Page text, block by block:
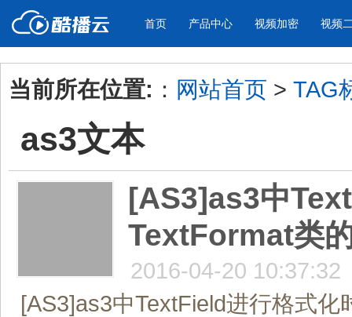
首页 产品中心
产品与新功能
视频加密防下载防录屏
防下载/防盗录/防录屏/防篡改
帮助企业视频
视频加密 视频
应用场景
企业宣传
为个人网站、博客论坛，添加视频
工作汇报
工作场景的工作
年会节目
当前所在位置: ： 网站首页 > TAG
as3文本
[AS3]as3中
TextFormat类
2016-04-20 10:37:32
[AS3]as3中TextField进行格式